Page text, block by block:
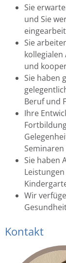
Sie
und Sie
Sie
und
Sie haben
Beruf und
Ihre
Sie haben
Wir
Kontakt